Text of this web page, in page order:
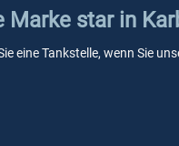
Marke star in
eine Tankstelle, wenn Sie